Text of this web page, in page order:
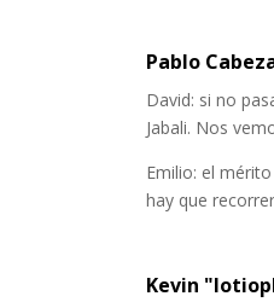
Pablo
David: si no
Jabali. Nos
Emilio: el
hay que
Kevin